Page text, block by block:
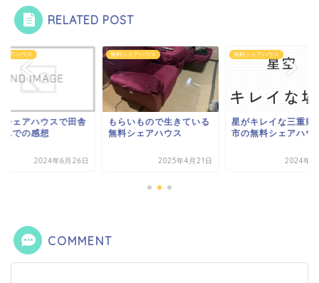
RELATED POST
ェアハウス
シェアハウスで田舎
んでの感想
2024年6月26日
無料シェアハウス
もらいもので生きている
無料シェアハウス
2025年4月21日
無料シェアハウス
星がキレイな三重県
市の無料シェアハウ
2024年3
COMMENT